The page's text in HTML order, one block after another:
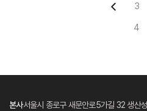
3
4
본사서울시 종로구 새문안로5가길 32 생산